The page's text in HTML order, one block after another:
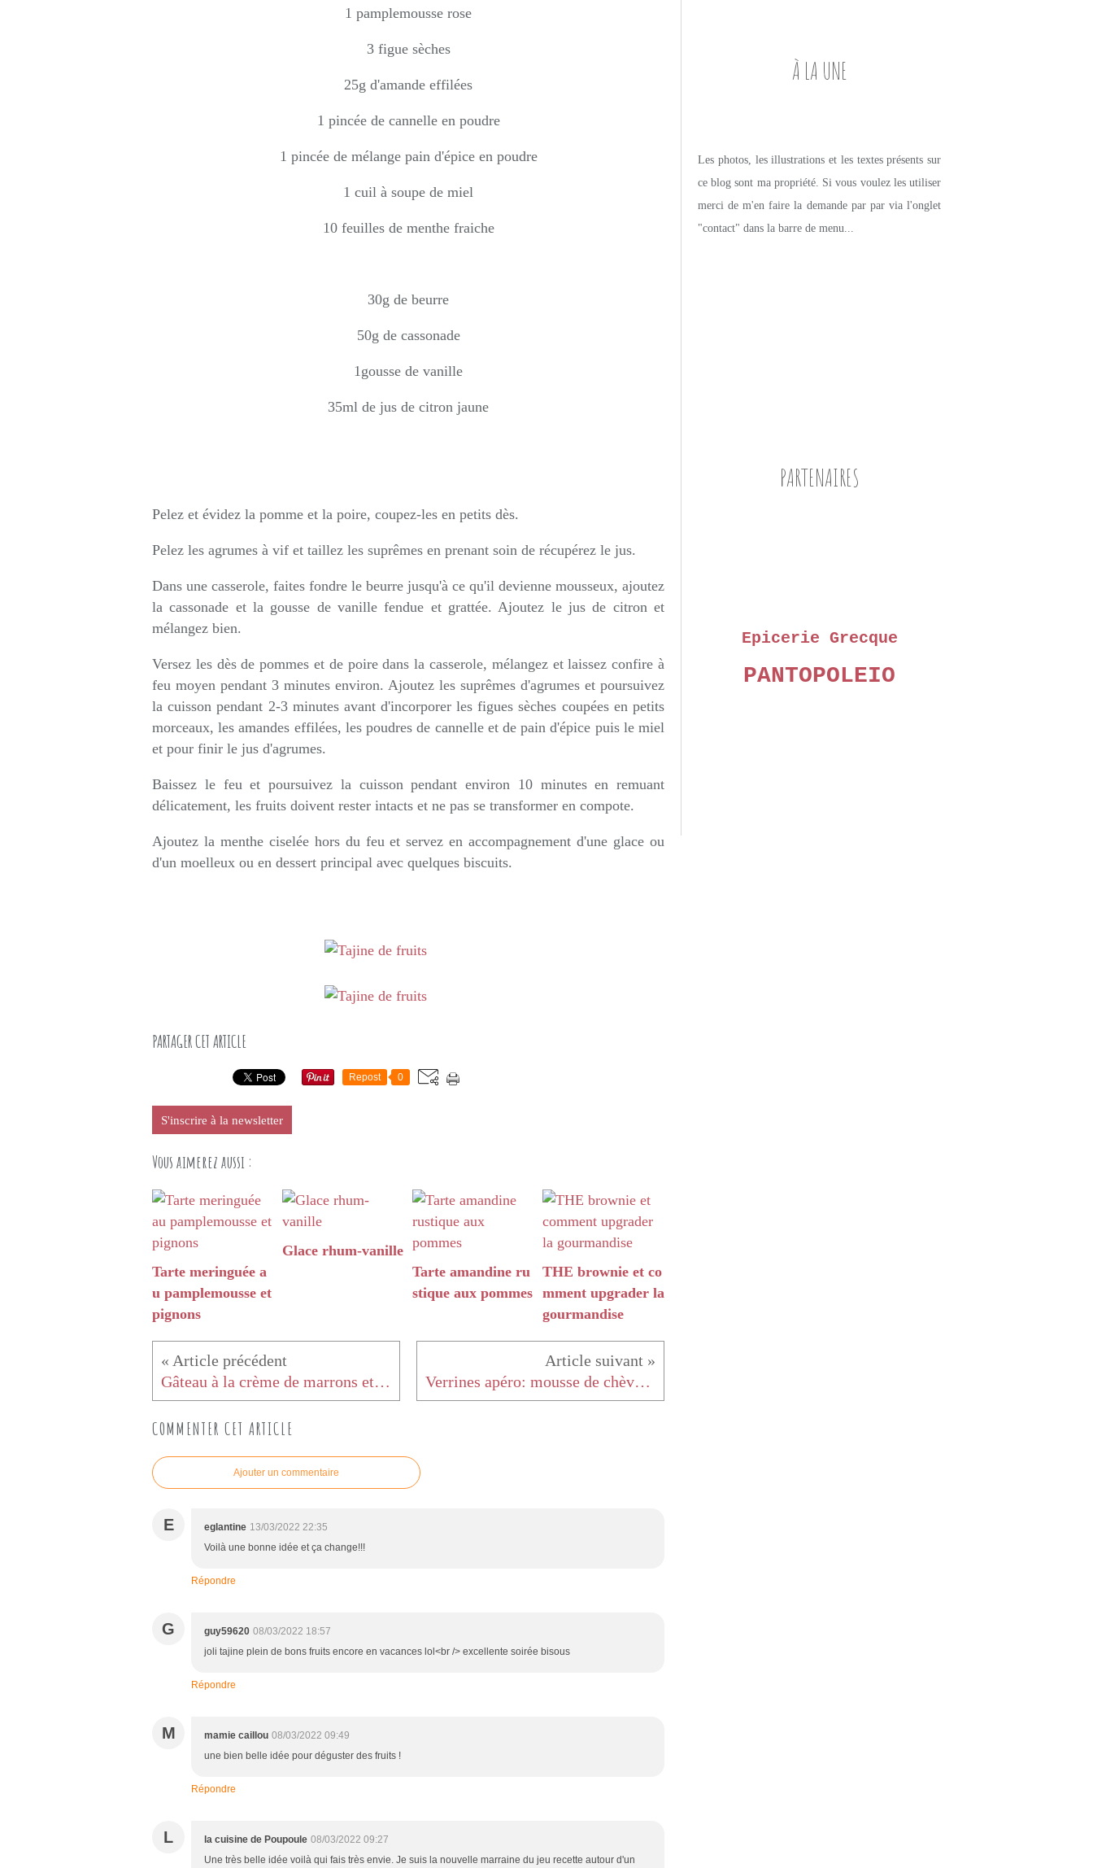
1 pamplemousse rose
3 figue sèches
25g d'amande effilées
1 pincée de cannelle en poudre
1 pincée de mélange pain d'épice en poudre
1 cuil à soupe de miel
10 feuilles de menthe fraiche
30g de beurre
50g de cassonade
1gousse de vanille
35ml de jus de citron jaune
Pelez et évidez la pomme et la poire, coupez-les en petits dès.
Pelez les agrumes à vif et taillez les suprêmes en prenant soin de récupérez le jus.
Dans une casserole, faites fondre le beurre jusqu'à ce qu'il devienne mousseux, ajoutez
la cassonade et la gousse de vanille fendue et grattée. Ajoutez le jus de citron et
mélangez bien.
Versez les dès de pommes et de poire dans la casserole, mélangez et laissez confire à
feu moyen pendant 3 minutes environ. Ajoutez les suprêmes d'agrumes et poursuivez
la cuisson pendant 2-3 minutes avant d'incorporer les figues sèches coupées en petits
morceaux, les amandes effilées, les poudres de cannelle et de pain d'épice puis le miel
et pour finir le jus d'agrumes.
Baissez le feu et poursuivez la cuisson pendant environ 10 minutes en remuant
délicatement, les fruits doivent rester intacts et ne pas se transformer en compote.
Ajoutez la menthe ciselée hors du feu et servez en accompagnement d'une glace ou
d'un moelleux ou en dessert principal avec quelques biscuits.
PARTAGER CET ARTICLE
Repost 0
S'inscrire à la newsletter
Vous aimerez aussi :
Tarte meringuée a
u pamplemousse et
pignons
Glace rhum-vanille
Tarte amandine ru
stique aux pommes
THE brownie et co
mment upgrader la
gourmandise
Gâteau à la crème de marrons et aux myrtilles Verrines apéro: mousse de chèvre à la menthe et aux petit pois
COMMENTER CET ARTICLE
Ajouter un commentaire
E eglantine 13/03/2022 22:35
Voilà une bonne idée et ça change!!!
Répondre
G guy59620 08/03/2022 18:57
joli tajine plein de bons fruits encore en vacances lol<br /> excellente soirée bisous
Répondre
M mamie caillou 08/03/2022 09:49
une bien belle idée pour déguster des fruits !
Répondre
L la cuisine de Poupoule 08/03/2022 09:27
Une très belle idée voilà qui fais très envie. Je suis la nouvelle marraine du jeu recette autour d'un
À LA UNE
Les photos, les illustrations et les textes présents sur
ce blog sont ma propriété. Si vous voulez les utiliser
merci de m'en faire la demande par par via l'onglet
"contact" dans la barre de menu...
PARTENAIRES
Epicerie Grecque
PANTOPOLEIO